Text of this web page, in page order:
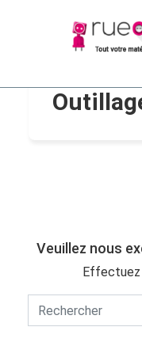
Veuillez nous
Effectuez